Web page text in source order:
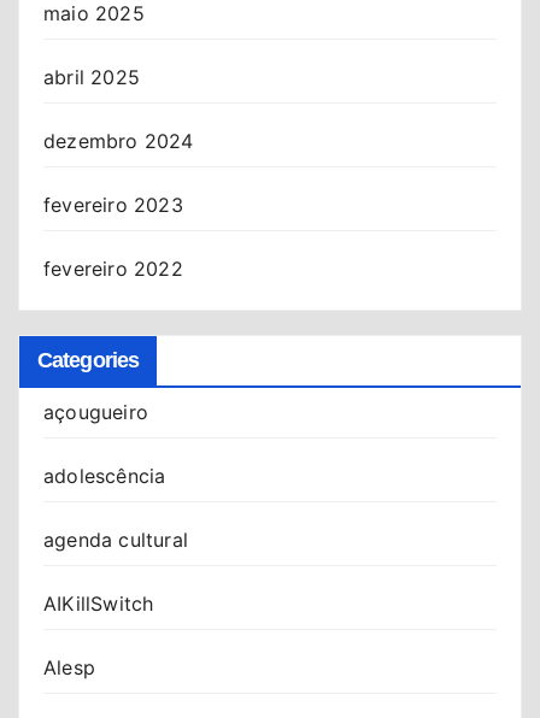
maio 2025
abril 2025
dezembro 2024
fevereiro 2023
fevereiro 2022
Categories
açougueiro
adolescência
agenda cultural
AIKillSwitch
Alesp